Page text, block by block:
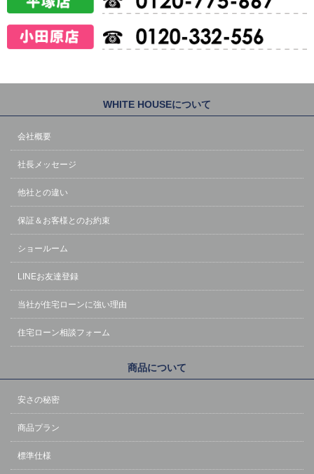
WHITE HOUSEについて
会社概要
社長メッセージ
他社との違い
保証＆お客様とのお約束
ショールーム
LINEお友達登録
当社が住宅ローンに強い理由
住宅ローン相談フォーム
商品について
安さの秘密
商品プラン
標準仕様